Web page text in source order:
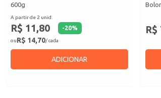
600g
A partir de 2 unid.
R$ 11,80 -20%
ouR$ 14,70/ cada
ADICIONAR
R$